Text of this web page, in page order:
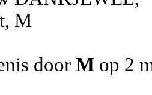
M
door M op 2